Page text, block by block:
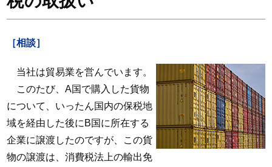
［相談］
当社は貿易業を営んでいます。
このたび、A国で購入した貨物
について、いったん国内の保税地
域を経由した後にB国に所在する
企業に譲渡したのですが、この貨
物の譲渡は、消費税法上の輸出免